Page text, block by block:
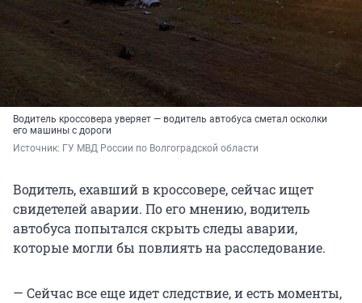
Водитель кроссовера уверяет — водитель автобуса сметал осколки
его машины с дороги
Источник: ГУ МВД России по Волгоградской области
Водитель, ехавший в кроссовере, сейчас ищет
свидетелей аварии. По его мнению, водитель
автобуса попытался скрыть следы аварии,
которые могли бы повлиять на расследование.
— Сейчас все еще идет следствие, и есть моменты,